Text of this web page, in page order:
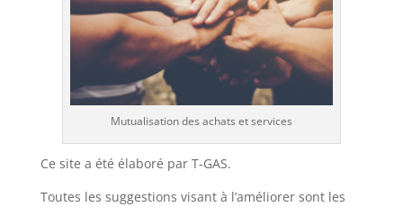
Mutualisation des achats et services
Ce site a été élaboré par T-GAS.
Toutes les suggestions visant à l’améliorer sont les